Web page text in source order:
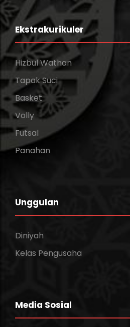
Ekstrakurikuler
Hizbul Wathan
Tapak Suci
Basket
Volly
Futsal
Panahan
Unggulan
Diniyah
Kelas Pengusaha
Media Sosial